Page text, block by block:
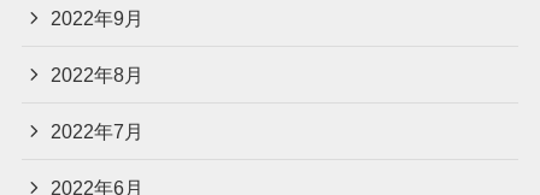
2022年9月
2022年8月
2022年7月
2022年6月